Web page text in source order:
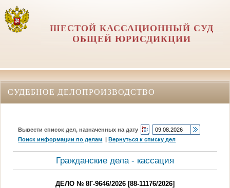
ШЕСТОЙ КАССАЦИОННЫЙ СУД
ОБЩЕЙ ЮРИСДИКЦИИ
СУДЕБНОЕ ДЕЛОПРОИЗВОДСТВО
Вывести список дел, назначенных на дату
Поиск информации по делам |Вернуться к списку дел
Гражданские дела - кассация
ДЕЛО № 8Г-9646/2026 [88-11176/2026]